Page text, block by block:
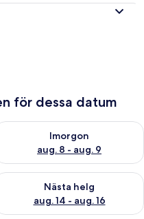
för dessa datum
aug. 7 - aug. 8
Imorgon
aug. 8 - aug. 9
tillgängligheten
här helgen aug. 7 - aug. 9
Nästa helg
aug. 14 - aug. 16
tillgängligheten